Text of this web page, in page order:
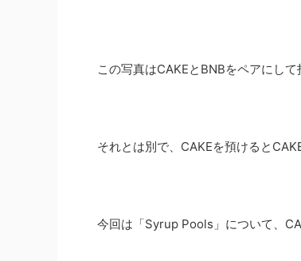
この写真はCAKEとBNBをペアにし
それとは別で、CAKEを預けると
今回は「Syrup Pools」について、